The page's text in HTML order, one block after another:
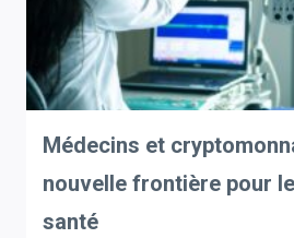
Médecins et
nouvelle frontière pour
santé